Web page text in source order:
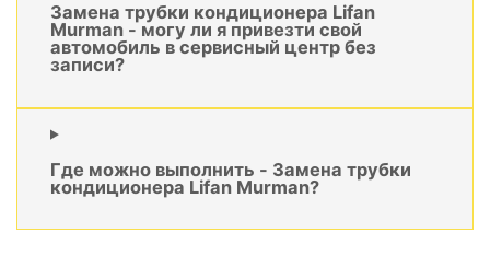
Замена трубки кондиционера Lifan
Murman - могу ли я привезти свой
автомобиль в сервисный центр без
записи?
Где можно выполнить - Замена трубки
кондиционера Lifan Murman?